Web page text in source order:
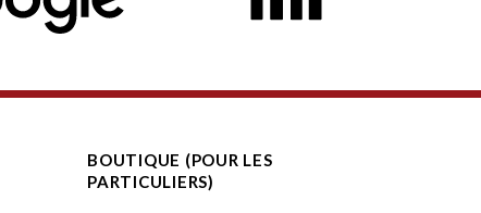
BOUTIQUE (POUR LES
PARTICULIERS)